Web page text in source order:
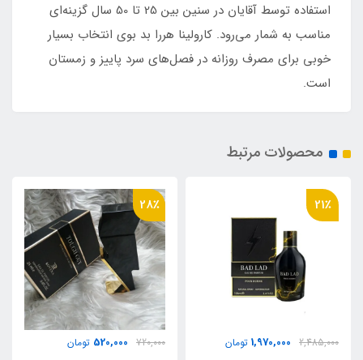
استفاده توسط آقایان در سنین بین 25 تا 50 سال گزینه‌ای
مناسب به شمار می‌رود. کارولینا هررا بد بوی انتخاب بسیار
خوبی برای مصرف روزانه در فصل‌های سرد پاییز و زمستان
است.
محصولات مرتبط
720,000
520,000 تومان
65٪
1,565,000
560,000